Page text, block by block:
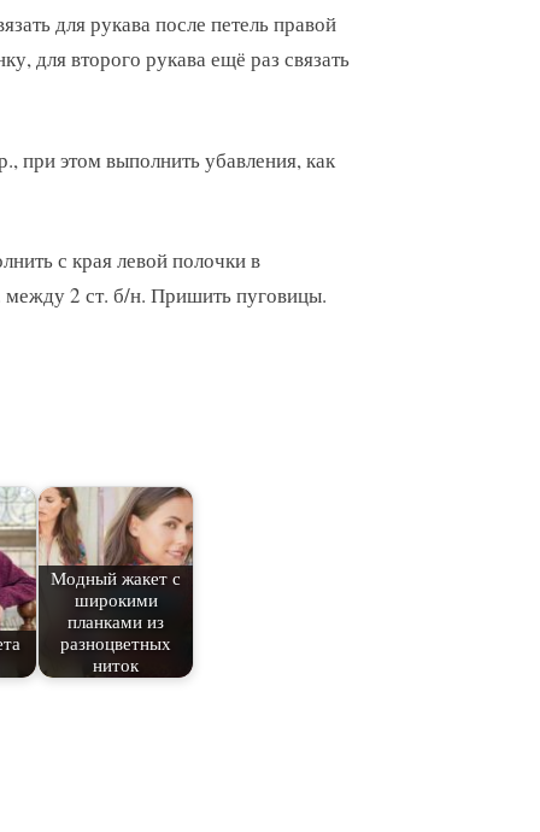
для рукава после петель правой
для второго рукава ещё раз связать
при этом выполнить убавления, как
с края левой полочки в
между 2 ст. б/н. Пришить пуговицы.
Модный жакет с
широкими
планками из
разноцветных
ниток